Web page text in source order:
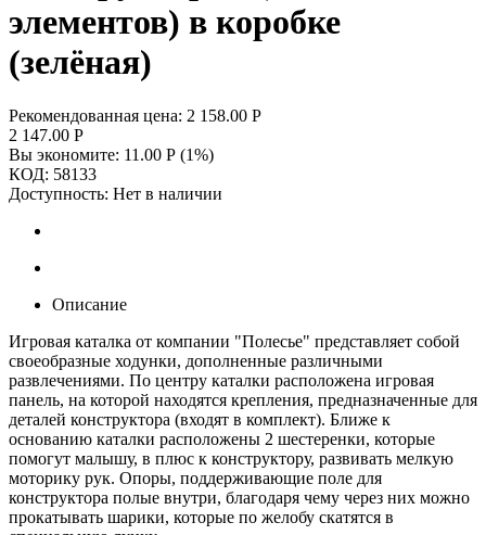
элементов) в коробке
(зелёная)
Рекомендованная цена: 2 158.00 Р
2 147.00 Р
Вы экономите: 11.00 Р (1%)
КОД: 58133
Доступность: Нет в наличии
Описание
Игровая каталка от компании "Полесье" представляет собой
своеобразные ходунки, дополненные различными
развлечениями. По центру каталки расположена игровая
панель, на которой находятся крепления, предназначенные для
деталей конструктора (входят в комплект). Ближе к
основанию каталки расположены 2 шестеренки, которые
помогут малышу, в плюс к конструктору, развивать мелкую
моторику рук. Опоры, поддерживающие поле для
конструктора полые внутри, благодаря чему через них можно
прокатывать шарики, которые по желобу скатятся в